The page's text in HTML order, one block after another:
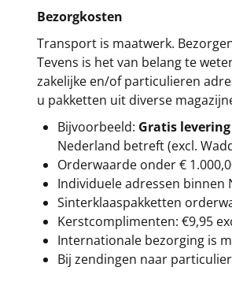
Bezorgkosten
Transport is maatwerk.
Tevens is het van belang te
zakelijke en/of particulieren
u pakketten uit diverse
Bijvoorbeeld: Gratis levering
Nederland betreft (excl.
Orderwaarde onder €
Individuele adressen binnen
Sinterklaaspakketten
Kerstcomplimenten: €9,95
Internationale bezorging is
Bij zendingen naar